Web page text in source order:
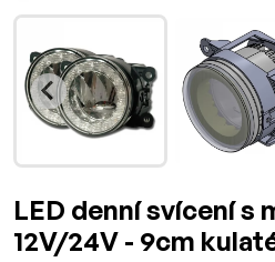
LED denní svícení s
12V/24V - 9cm